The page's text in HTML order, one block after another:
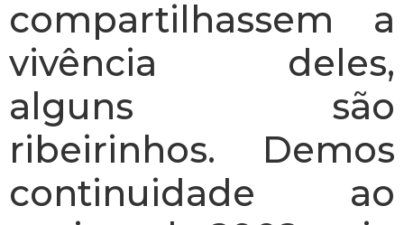
compartilhassem a
vivência deles,
alguns são
ribeirinhos. Demos
continuidade ao